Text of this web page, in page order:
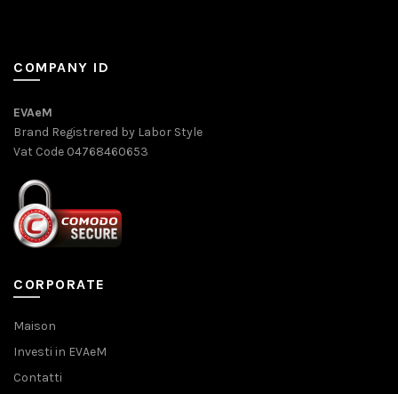
COMPANY ID
EVAeM
Brand Registrered by Labor Style
Vat Code 04768460653
CORPORATE
Maison
Investi in EVAeM
Contatti